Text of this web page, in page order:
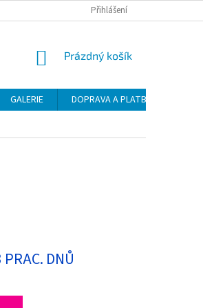
Přihlášení
NÁKUPNÍ
Prázdný košík
GALERIE DOPRAVA A PLATBA
DNŮ